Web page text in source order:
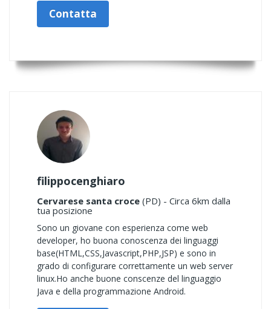
Contatta
filippocenghiaro
Cervarese santa croce (PD) - Circa 6km dalla
tua posizione
Sono un giovane con esperienza come web
developer, ho buona conoscenza dei linguaggi
base(HTML,CSS,Javascript,PHP,JSP) e sono in
grado di configurare correttamente un web server
linux.Ho anche buone conscenze del linguaggio
Java e della programmazione Android.